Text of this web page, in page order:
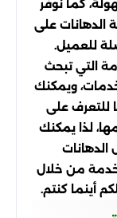
كما نوفر
على
للعميل.
التي تبحث
ويمكنك
للتعرف على
لذا يمكنك
الدهانات
من خلال
أينما كنتم.